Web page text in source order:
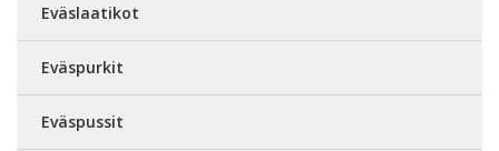
Eväslaatikot
Eväspurkit
Eväspussit